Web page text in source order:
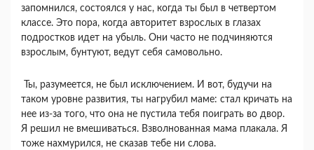
запомнился, состоялся у нас, когда ты был в четвертом
классе. Это пора, когда авторитет взрослых в глазах
подростков идет на убыль. Они часто не подчиняются
взрослым, бунтуют, ведут себя самовольно.
Ты, разумеется, не был исключением. И вот, будучи на
таком уровне развития, ты нагрубил маме: стал кричать на
нее из-за того, что она не пустила тебя поиграть во двор.
Я решил не вмешиваться. Взволнованная мама плакала. Я
тоже нахмурился, не сказав тебе ни слова.